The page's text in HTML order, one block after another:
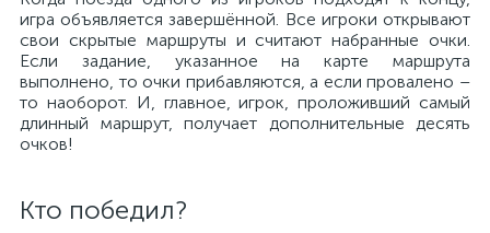
игра объявляется завершённой. Все игроки открывают
свои скрытые маршруты и считают набранные очки.
Если задание, указанное на карте маршрута
выполнено, то очки прибавляются, а если провалено –
то наоборот. И, главное, игрок, проложивший самый
длинный маршрут, получает дополнительные десять
очков!
Кто победил?